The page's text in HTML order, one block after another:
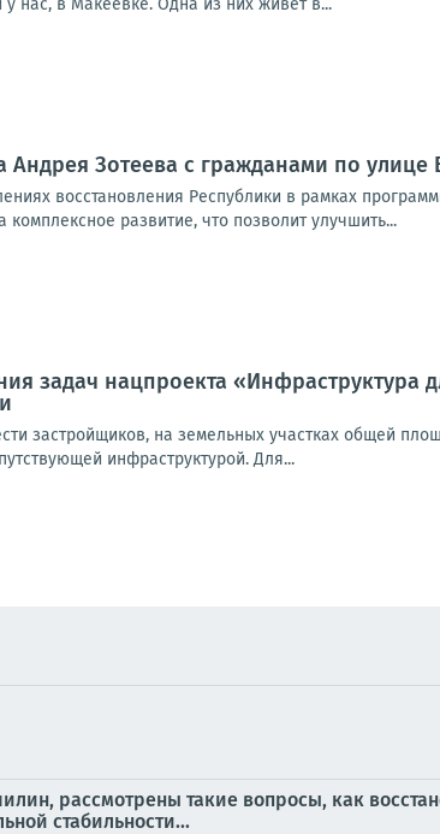
у нас, в Макеевке. Одна из них живёт в...
Андрея Зотеева с гражданами по улице
восстановления Республики в рамках
развитие, что позволит улучшить...
задач нацпроекта «Инфраструктура
застройщиков, на земельных участках общей
инфраструктурой. Для...
рассмотрены такие вопросы, как
стабильности...